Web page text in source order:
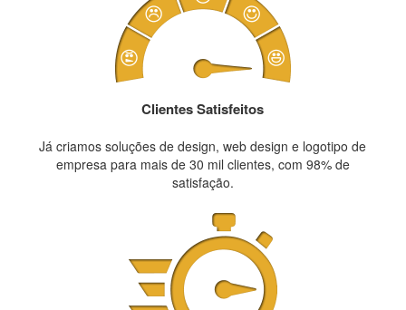
Clientes Satisfeitos
Já criamos soluções de design, web design e logotipo de
empresa para mais de 30 mil clientes, com 98% de
satisfação.